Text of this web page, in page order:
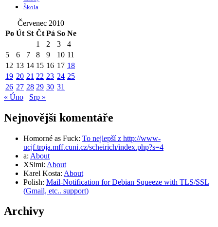
Škola
Červenec 2010
Po Út St Čt Pá So Ne
1
2 3
4
5
6 7 8 9 10 11
12 13 14 15 16 17 18
19 20 21 22 23 24 25
26 27 28 29 30 31
« Úno
Srp »
Nejnovější komentáře
Homorné as Fuck: To nejlepší z http://www-
ucjf.troja.mff.cuni.cz/scheirich/index.php?s=4
a: About
XSimi: About
Karel Kosta: About
Polish: Mail-Notification for Debian Squeeze with TLS/SSL
(Gmail, etc.. support)
Archivy